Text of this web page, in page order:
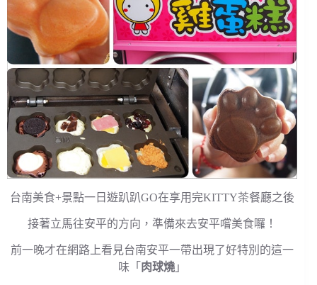
台南美食+景點一日遊趴趴GO在享用完KITTY茶餐廳之後
接著立馬往安平的方向，準備來去安平嚐美食囉！
前一晚才在網路上看見台南安平一帶出現了好特別的這一
味「 肉球燒 」